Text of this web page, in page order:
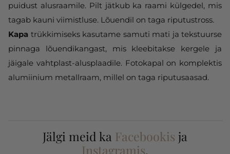
puidust alusraamile. Pilt jätkub ka raami külgedel, mis
tagab kauni viimistluse. Lõuendil on taga riputustross.
Kapa trükkimiseks kasutame samuti mati ja tekstuurse
pinnaga lõuendikangast, mis kleebitakse kergele ja
jäigale vahtplast-alusplaadile. Fotokapal on komplektis
alumiinium metallraam, millel on taga riputusaasad.
Jälgi meid ka Facebookis ja
Instagramis,